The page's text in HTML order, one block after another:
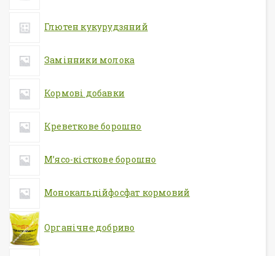
Глютен кукурудзяний
Замінники молока
Кормові добавки
Креветкове борошно
М’ясо-кісткове борошно
Монокальційфосфат кормовий
Органічне добриво